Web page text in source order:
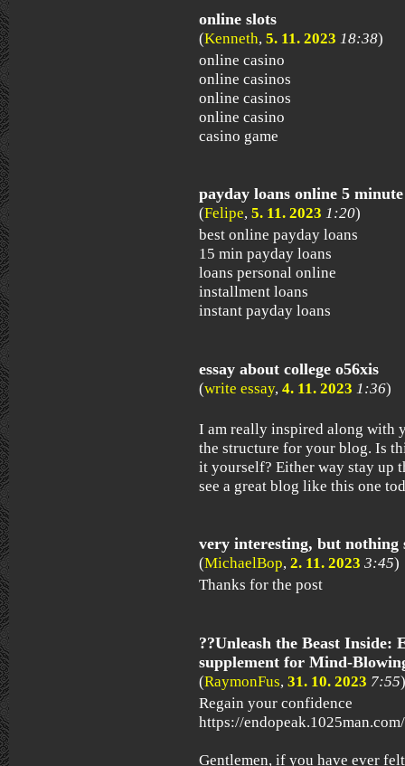
online slots
(Kenneth, 5. 11. 2023 18:38)
online casino
online casinos
online casinos
online casino
casino game
payday loans online 5
(Felipe, 5. 11. 2023 1:20)
best online payday loans
15 min payday loans
loans personal online
installment loans
instant payday loans
essay about college o56xis
(write essay, 4. 11. 2023 1:36)
I am really inspired along with
the structure for your blog. Is
it yourself? Either way stay up
see a great blog like this one
very interesting, but nothing
(MichaelBop, 2. 11. 2023 3:45)
Thanks for the post
??Unleash the Beast Inside:
supplement for Mind-
(RaymonFus, 31. 10. 2023 7:55)
Regain your confidence
https://
Gentlemen, if you have ever